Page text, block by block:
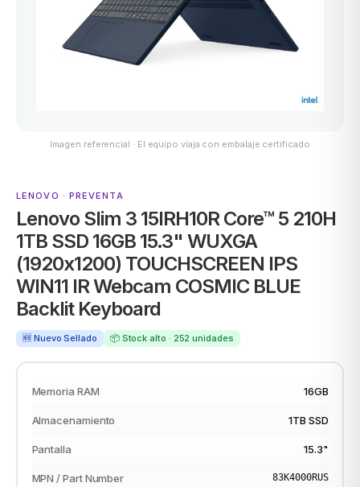
ACER
→
Imagen referencial · El equipo viaja con embalaje certificado
LENOVO · PREVENTA
Lenovo Slim 3 15IRH10R Core™ 5 210H
1TB SSD 16GB 15.3" WUXGA
(1920x1200) TOUCHSCREEN IPS
WIN11 IR Webcam COSMIC BLUE
Backlit Keyboard
🆕 Nuevo Sellado 📦 Stock alto · 252 unidades
Memoria RAM 16GB
Almacenamiento 1TB SSD
Pantalla 15.3"
MPN / Part Number 83K4000RUS